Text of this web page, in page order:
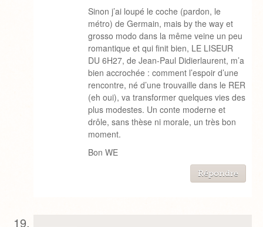
Sinon j’ai loupé le coche (pardon, le
métro) de Germain, mais by the way et
grosso modo dans la même veine un peu
romantique et qui finit bien, LE LISEUR
DU 6H27, de Jean-Paul Didierlaurent, m’a
bien accrochée : comment l’espoir d’une
rencontre, né d’une trouvaille dans le RER
(eh oui), va transformer quelques vies des
plus modestes. Un conte moderne et
drôle, sans thèse ni morale, un très bon
moment.
Bon WE
Répondre